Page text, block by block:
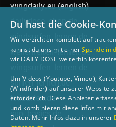
wingdaily.eu(english)
dailydose-shop.de
windsurfen-lernen.de
wellenreiten-lernen.de
surfen-lernen.de
foilsurfen.de
sup-basics.de
Du hast die Cookie-
Wir verzichten komplett auf
kannst du uns mit einerSpende in
wir DAILY DOSE weiterhin
Um Videos (Youtube, Vimeo),
(Windfinder) auf unserer Website
erforderlich. Diese Anbieter
und kombinieren diese Infos mit
Daten. Mehr Infos dazu in unserer